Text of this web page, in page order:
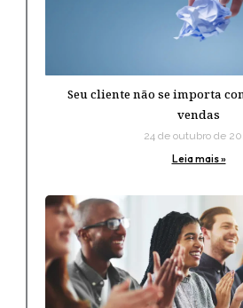
Seu cliente não se importa
vendas
24 de outubro de
Leia mais »